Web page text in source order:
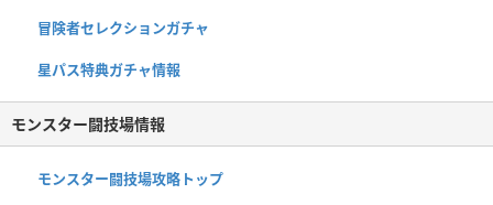
冒険者セレクションガチャ
星パス特典ガチャ情報
モンスター闘技場情報
モンスター闘技場攻略トップ